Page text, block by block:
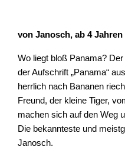
von Janosch, ab 4 Jahren
Wo liegt bloß Panama?
der Aufschrift „Panama“
herrlich nach Bananen
Freund, der kleine Tiger,
machen sich auf den Weg
Die bekannteste und
Janosch.